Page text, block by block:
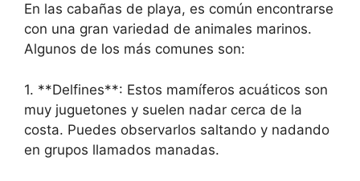
En las cabañas de playa, es común encontrarse
con una gran variedad de animales marinos.
Algunos de los más comunes son:
1. **Delfines**: Estos mamíferos acuáticos son
muy juguetones y suelen nadar cerca de la
costa. Puedes observarlos saltando y nadando
en grupos llamados manadas.